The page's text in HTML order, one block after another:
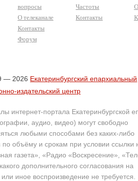
вопросы
О телеканале
Контакты
Форум
Частоты
Контакты
— 2026 Екатеринбургский епархиальный
издательский центр
интернет-портала Екатеринбургской
аудио, видео) могут свободно
любыми способами без каких-либо
по объёму и срокам при условии ссылки
газета», «Радио «Воскресение»,
дополнительного согласования на
или иное воспроизведение не требуется.